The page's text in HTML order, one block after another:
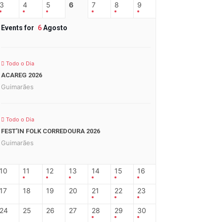
3 4 5 6 7 8 9
Events for 6Agosto
Todo o Dia
ACAREG 2026
Guimarães
Todo o Dia
FEST’IN FOLK CORREDOURA 2026
Guimarães
10 11 12 13 14 15 16
17 18 19 20 21 22 23
24 25 26 27 28 29 30